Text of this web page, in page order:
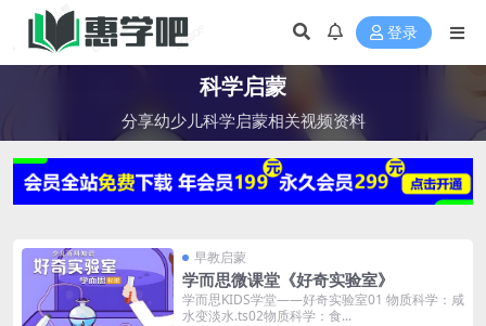
登录
科学启蒙
分享幼少儿科学启蒙相关视频资料
早教启蒙
学而思微课堂《好奇实验室》
学而思KIDS学堂——好奇实验室01 物质科学：咸
水变淡水.ts02物质科学：食...